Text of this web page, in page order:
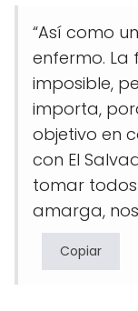
“Así como
enfermo. La
imposible,
importa,
objetivo en
con El
tomar
amarga,
Copiar